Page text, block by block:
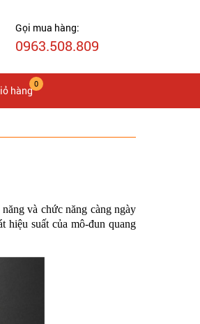
Gọi mua hàng:
0963.508.809
hàng
0
và chức năng càng ngày
hiệu suất của mô-đun quang